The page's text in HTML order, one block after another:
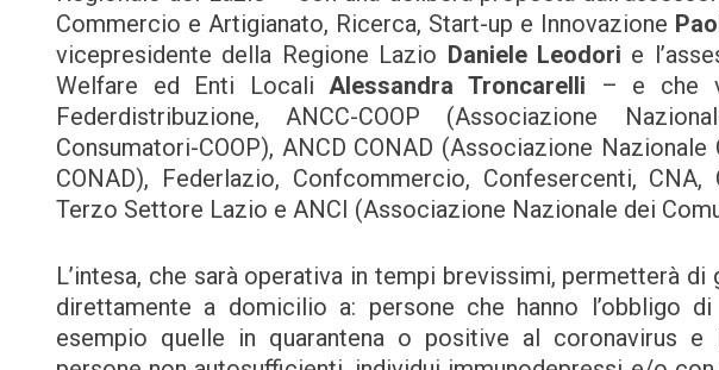
Commercio e Artigianato, Ricerca, Start-up e Innovazione
vicepresidente della Regione Lazio Daniele Leodori e
Welfare ed Enti LocaliAlessandra Troncarelli – e che
Federdistribuzione, ANCC-COOP (Associazione
Consumatori-COOP), ANCD CONAD (Associazione
CONAD), Federlazio, Confcommercio, Confesercenti,
Terzo Settore Lazio e ANCI (Associazione Nazionale dei
L’intesa, che sarà operativa in tempi brevissimi, permetterà di
direttamente a domicilio a: persone che hanno l’obbligo
esempio quelle in quarantena o positive al coronavirus e